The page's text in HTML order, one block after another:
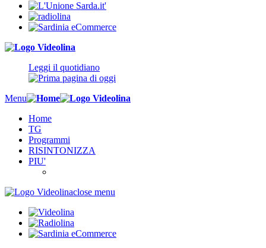
Leggi il quotidiano
Menu
Home
TG
Programmi
RISINTONIZZA
PIU'
close menu